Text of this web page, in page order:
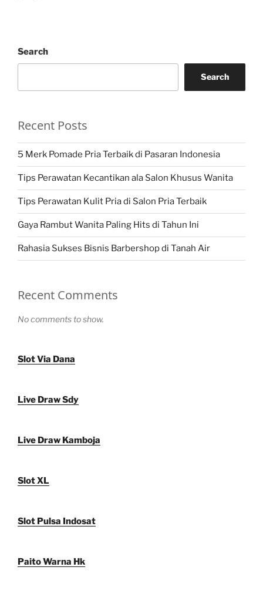
Search
Search
Recent Posts
5 Merk Pomade Pria Terbaik di Pasaran Indonesia
Tips Perawatan Kecantikan ala Salon Khusus Wanita
Tips Perawatan Kulit Pria di Salon Pria Terbaik
Gaya Rambut Wanita Paling Hits di Tahun Ini
Rahasia Sukses Bisnis Barbershop di Tanah Air
Recent Comments
No comments to show.
Slot Via Dana
Live Draw Sdy
Live Draw Kamboja
Slot XL
Slot Pulsa Indosat
Paito Warna Hk